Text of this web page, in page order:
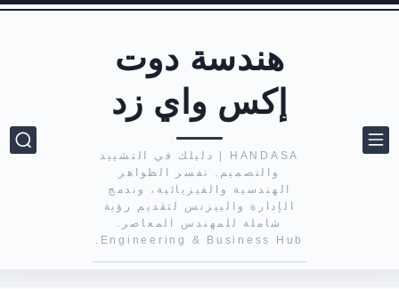
هندسة دوت
إكس واي زد
HANDASA | دليلك في التشييد
والتصميم. نفسر الظواهر
الهندسية والفيزيائية، وندمج
الإدارة والبيزنس لتقديم رؤية
شاملة للمهندس المعاصر.
Engineering & Business Hub.